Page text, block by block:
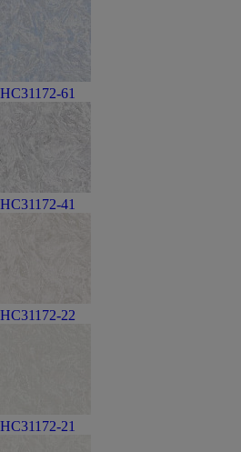
HC31172-61
HC31172-41
HC31172-22
HC31172-21